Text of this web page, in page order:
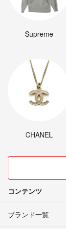
Supreme
CHANEL
コンテンツ
ブランド一覧